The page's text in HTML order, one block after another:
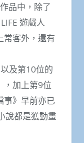
品中，除了
遊戲人
常客外，還有
及第10位的
，加上第9位
事》早前亦已
說都是獲動畫